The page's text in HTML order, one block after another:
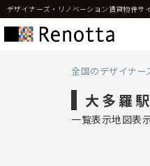
デザイナーズ・リノベーション賃貸物件サ
全国のデザイナ
大多羅
一覧表示地図表